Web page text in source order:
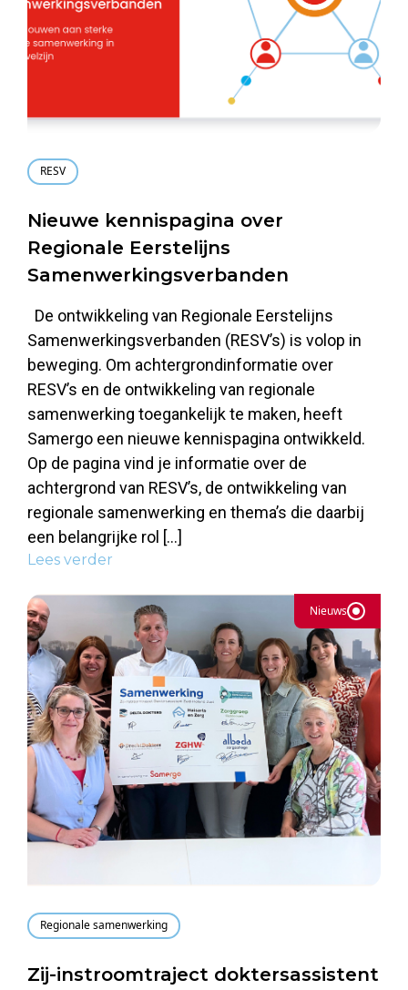
RESV
Nieuwe kennispagina over
Regionale Eerstelijns
Samenwerkingsverbanden
De ontwikkeling van Regionale Eerstelijns
Samenwerkingsverbanden (RESV’s) is volop in
beweging. Om achtergrondinformatie over
RESV’s en de ontwikkeling van regionale
samenwerking toegankelijk te maken, heeft
Samergo een nieuwe kennispagina ontwikkeld.
Op de pagina vind je informatie over de
achtergrond van RESV’s, de ontwikkeling van
regionale samenwerking en thema’s die daarbij
een belangrijke rol […]
Lees verder
Nieuws
Regionale samenwerking
Zij-instroomtraject doktersassistent